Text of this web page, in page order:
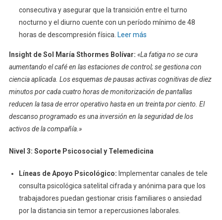
consecutiva y asegurar que la transición entre el turno
nocturno y el diurno cuente con un período mínimo de 48
horas de descompresión física. Leer más
Insight de Sol María Sthormes Bolívar: «La fatiga no se cura
aumentando el café en las estaciones de control; se gestiona con
ciencia aplicada. Los esquemas de pausas activas cognitivas de diez
minutos por cada cuatro horas de monitorización de pantallas
reducen la tasa de error operativo hasta en un treinta por ciento. El
descanso programado es una inversión en la seguridad de los
activos de la compañía.»
Nivel 3: Soporte Psicosocial y Telemedicina
Líneas de Apoyo Psicológico: Implementar canales de tele
consulta psicológica satelital cifrada y anónima para que los
trabajadores puedan gestionar crisis familiares o ansiedad
por la distancia sin temor a repercusiones laborales.